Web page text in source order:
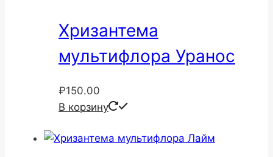
Хризантема
мультифлора Уранос
₽150.00
В корзину